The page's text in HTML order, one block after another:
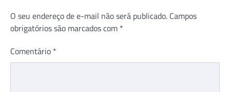
O seu endereço de e-mail não será publicado. Campos
obrigatórios são marcados com *
Comentário *